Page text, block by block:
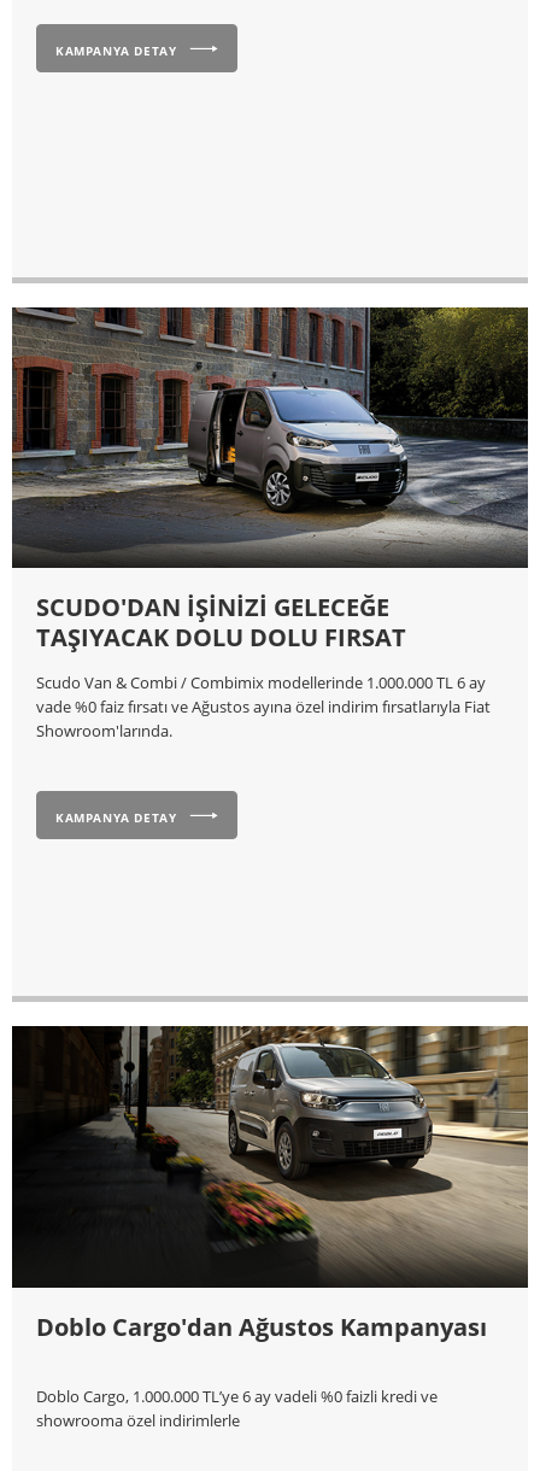
KAMPANYA DETAY
SCUDO'DAN İŞİNİZİ GELECEĞE
TAŞIYACAK DOLU DOLU FIRSAT
Scudo Van & Combi / Combimix modellerinde 1.000.000 TL 6 ay
vade %0 faiz fırsatı ve Ağustos ayına özel indirim fırsatlarıyla Fiat
Showroom'larında.
KAMPANYA DETAY
Doblo Cargo'dan Ağustos Kampanyası
Doblo Cargo, 1.000.000 TL’ye 6 ay vadeli %0 faizli kredi ve
showrooma özel indirimlerle